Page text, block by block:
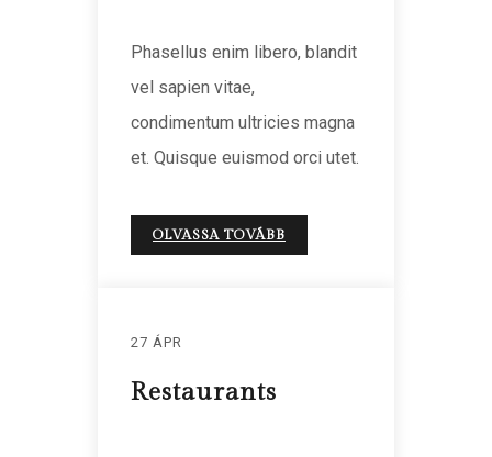
Phasellus enim libero, blandit
vel sapien vitae,
condimentum ultricies magna
et. Quisque euismod orci utet.
OLVASSA TOVÁBB
27 ÁPR
Restaurants